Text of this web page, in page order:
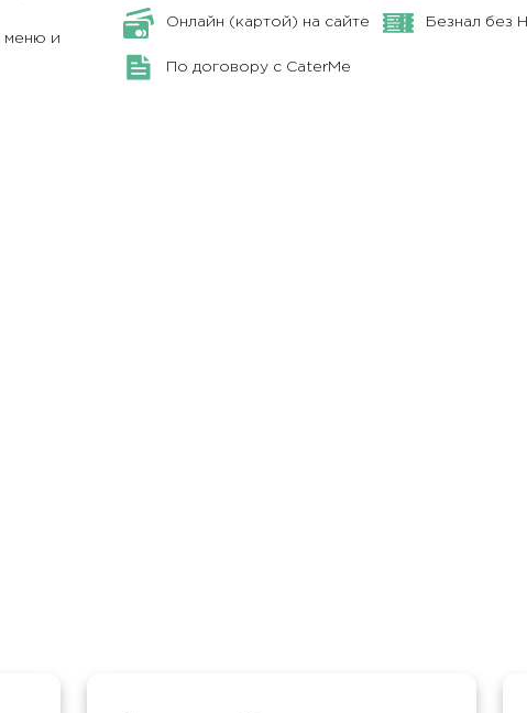
меню и
Онлайн (картой) на сайте Безнал без
По договору с CaterMe